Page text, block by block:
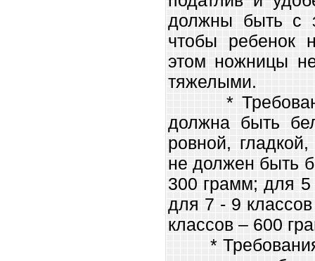
должны быть с
чтобы ребенок
этом ножницы
тяжелыми.
*
должна быть
ровной,
не должен быть
300 грамм; для
для 7 - 9
классов – 600
* Требования